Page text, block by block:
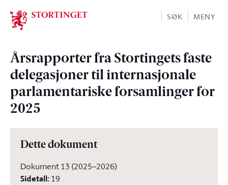
Stortinget.no
SØK MENY
Årsrapporter fra Stortingets faste
delegasjoner til internasjonale
parlamentariske forsamlinger for
2025
Dette dokument
Dokument 13 (2025–2026)
Sidetall: 19